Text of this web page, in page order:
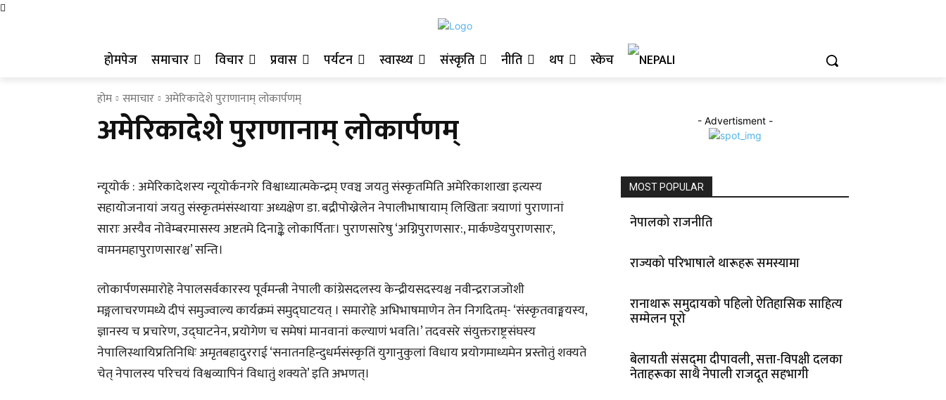
होमपेज समाचार विचार प्रवास पर्यटन स्वास्थ्य संस्कृति नीति थप स्केच
होम समाचार अमेरिकादेशे पुराणानाम् लोकार्पणम्
अमेरिकादेशे पुराणानाम् लोकार्पणम्
न्यूयोर्क : अमेरिकादेशस्य न्यूयोर्कनगरे विश्वाध्यात्मकेन्द्रम् एवञ्च जयतु संस्कृतमिति अमेरिकाशाखा इत्यस्य
सहायोजनायां जयतु संस्कृतमंसंस्थायाः अध्यक्षेण डा. बद्रीपोख्रेलेन नेपालीभाषायाम् लिखिताः त्रयाणां पुराणानां
साराः अस्यैव नोवेम्बरमासस्य अष्टतमे दिनाङ्के लोकार्पिताः। पुराणसारेषु ‘अग्निपुराणसार:, मार्कण्डेयपुराणसारः,
वामनमहापुराणसारश्च’ सन्ति।
लोकार्पणसमारोहे नेपालसर्वकारस्य पूर्वमन्त्री नेपाली कांग्रेसदलस्य केन्द्रीयसदस्यश्च नवीन्द्रराजजोशी
मङ्गलाचरणमध्ये दीपं समुज्वाल्य कार्यक्रमंसमुद्घाटयत् । समारोहे अभिभाषमाणेन तेन निगदितम्- ‘संस्कृतवाङ्मयस्य,
ज्ञानस्य च प्रचारेण, उद्घाटनेन, प्रयोगेण च समेषां मानवानां कल्याणं भवति।’ तदवसरे संयुक्तराष्ट्रसंघस्य
नेपालिस्थायिप्रतिनिधिः अमृतबहादुरराई ‘सनातनहिन्दुधर्मसंस्कृतिं युगानुकुलां विधाय प्रयोगमाध्यमेन प्रस्तोतुं शक्यते
चेत् नेपालस्य परिचयं विश्वव्यापिनं विधातुं शक्यते’ इति अभणत्।
- Advertisment -
MOST POPULAR
नेपालको राजनीति
राज्यको परिभाषाले थारूहरू समस्यामा
रानाथारू समुदायको पहिलो ऐतिहासिक साहित्य
सम्मेलन पूरो
बेलायती संसद्‌मा दीपावली‚ सत्ता-विपक्षी दलका
नेताहरूका साथै नेपाली राजदूत सहभागी